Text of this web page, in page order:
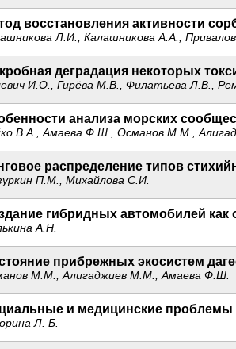
восстановления активности
Л.И., Калашникова А.А.,
деградация некоторых
И.О., Гирёва М.В., Филатьева Л.В.,
анализа морских
В.А., Амаева Ф.Ш., Османов М.М.,
распределение типов
П.М., Михайлова С.И.
гибридных автомобилей
А.Н.
прибрежных экосистем
М.М., Алигаджиев М.М., Амаева Ф.Ш.
и медицинские проблемы
Л. Б.